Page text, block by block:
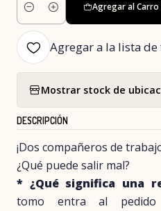
Cantidad
Agregar al Carro
Agregar a la lista
Mostrar stock de
DESCRIPCIÓN
¡Dos compañeros de
¿Qué puede salir mal?
* ¿Qué significa una
tomo entra al